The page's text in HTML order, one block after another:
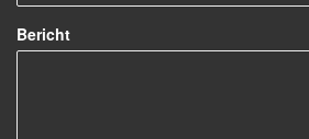
Bericht